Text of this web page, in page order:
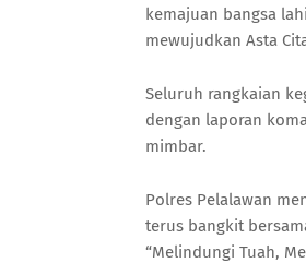
kemajuan bangsa
mewujudkan Asta
Seluruh rangkaian
dengan laporan
mimbar.
Polres Pelalawan
terus bangkit
“Melindungi Tuah,